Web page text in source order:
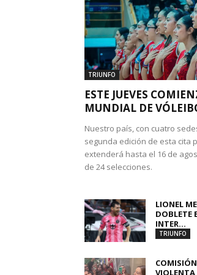
TRIUNFO
ESTE JUEVES
MUNDIAL DE
Nuestro país, con cuatro
segunda edición de esta cita
extenderá hasta el 16 de
de 24 selecciones.
LIONEL
DOBLETE
INTER...
TRIUNFO